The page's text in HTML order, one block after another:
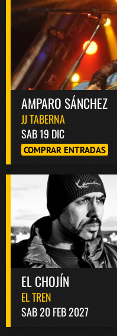
AMPARO SÁNCHEZ
JJ TABERNA
SAB 19 DIC
COMPRAR ENTRADAS
EL CHOJÍN
EL TREN
SAB 20 FEB 2027